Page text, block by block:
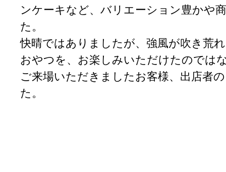
ンケーキなど、バリエーション豊かや
た。
快晴ではありましたが、強風が吹き荒
おやつを、お楽しみいただけたのでは
ご来場いただきましたお客様、出店者
た。